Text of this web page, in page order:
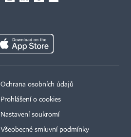
Ochrana osobních údajů
Prohlášení o cookies
Nastavení soukromí
Všeobecné smluvní podmínky